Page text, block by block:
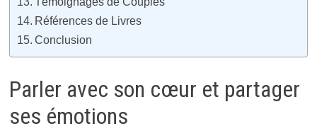
Références de Livres
Conclusion
Parler avec son cœur et partager
ses émotions